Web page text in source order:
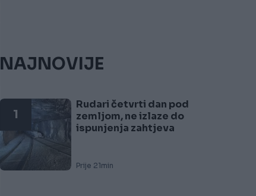
NAJNOVIJE
1
Rudari četvrti dan pod
zemljom, ne izlaze do
ispunjenja zahtjeva
Prije 21min